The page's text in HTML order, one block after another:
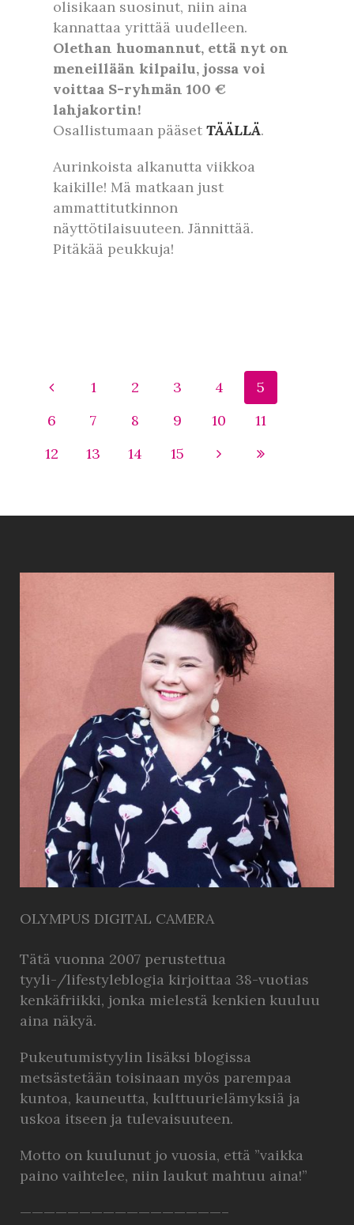
olisikaan suosinut, niin aina
kannattaa yrittää uudelleen.
Olethan huomannut, että nyt on
meneillään kilpailu, jossa voi
voittaa S-ryhmän 100 €
lahjakortin!
Osallistumaan pääset TÄÄLLÄ.
Aurinkoista alkanutta viikkoa
kaikille! Mä matkaan just
ammattitutkinnon
näyttötilaisuuteen. Jännittää.
Pitäkää peukkuja!
1 2 3 4
5
6
7 8 9 10
11
12
13 14 15
OLYMPUS DIGITAL CAMERA
Tätä vuonna 2007 perustettua
tyyli-/lifestyleblogia kirjoittaa 38-vuotias
kenkäfriikki, jonka mielestä kenkien kuuluu
aina näkyä.
Pukeutumistyylin lisäksi blogissa
metsästetään toisinaan myös parempaa
kuntoa, kauneutta, kulttuurielämyksiä ja
uskoa itseen ja tulevaisuuteen.
Motto on kuulunut jo vuosia, että ”vaikka
paino vaihtelee, niin laukut mahtuu aina!”
—————————————————–